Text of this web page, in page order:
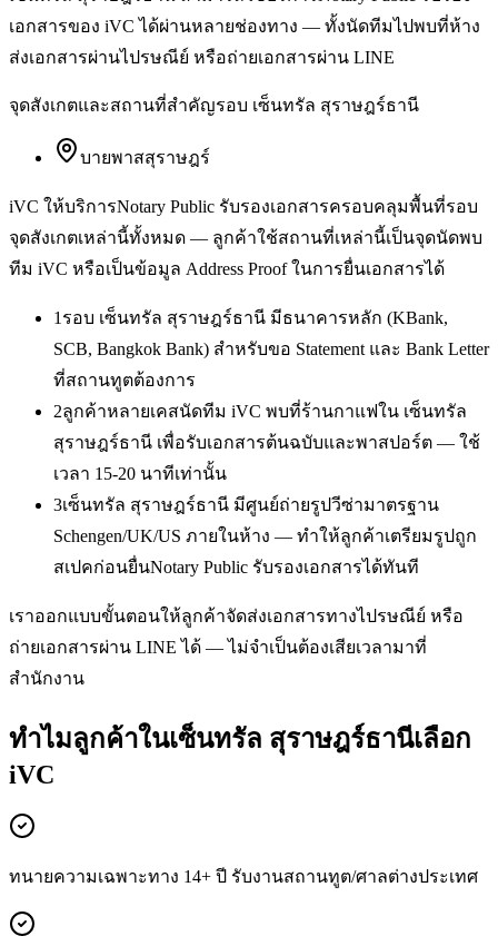
เอกสารของ iVC ได้ผ่านหลายช่องทาง — ทั้งนัดทีมไปพบที่ห้าง
ส่งเอกสารผ่านไปรษณีย์ หรือถ่ายเอกสารผ่าน LINE
จุดสังเกตและสถานที่สำคัญรอบ เซ็นทรัล สุราษฎร์ธานี
บายพาสสุราษฎร์
iVC ให้บริการNotary Public รับรองเอกสารครอบคลุมพื้นที่รอบ
จุดสังเกตเหล่านี้ทั้งหมด — ลูกค้าใช้สถานที่เหล่านี้เป็นจุดนัดพบ
ทีม iVC หรือเป็นข้อมูล Address Proof ในการยื่นเอกสารได้
1 รอบ เซ็นทรัล สุราษฎร์ธานี มีธนาคารหลัก (KBank,
SCB, Bangkok Bank) สำหรับขอ Statement และ Bank Letter
ที่สถานทูตต้องการ
2ลูกค้าหลายเคสนัดทีม iVC พบที่ร้านกาแฟใน เซ็นทรัล
สุราษฎร์ธานี เพื่อรับเอกสารต้นฉบับและพาสปอร์ต — ใช้
เวลา 15-20 นาทีเท่านั้น
3เซ็นทรัล สุราษฎร์ธานี มีศูนย์ถ่ายรูปวีซ่ามาตรฐาน
Schengen/UK/US ภายในห้าง — ทำให้ลูกค้าเตรียมรูปถูก
สเปคก่อนยื่นNotary Public รับรองเอกสารได้ทันที
เราออกแบบขั้นตอนให้ลูกค้าจัดส่งเอกสารทางไปรษณีย์ หรือ
ถ่ายเอกสารผ่าน LINE ได้ — ไม่จำเป็นต้องเสียเวลามาที่
สำนักงาน
ทำไมลูกค้าในเซ็นทรัล สุราษฎร์ธานีเลือก
iVC
ทนายความเฉพาะทาง 14+ ปี รับงานสถานทูต/ศาลต่างประเทศ